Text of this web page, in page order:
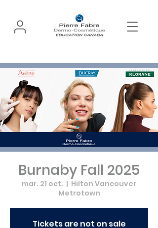
Burnaby Fall 2025
mar. 21 oct.
  |
Hilton Vancouver
Metrotown
Tickets are not on sale